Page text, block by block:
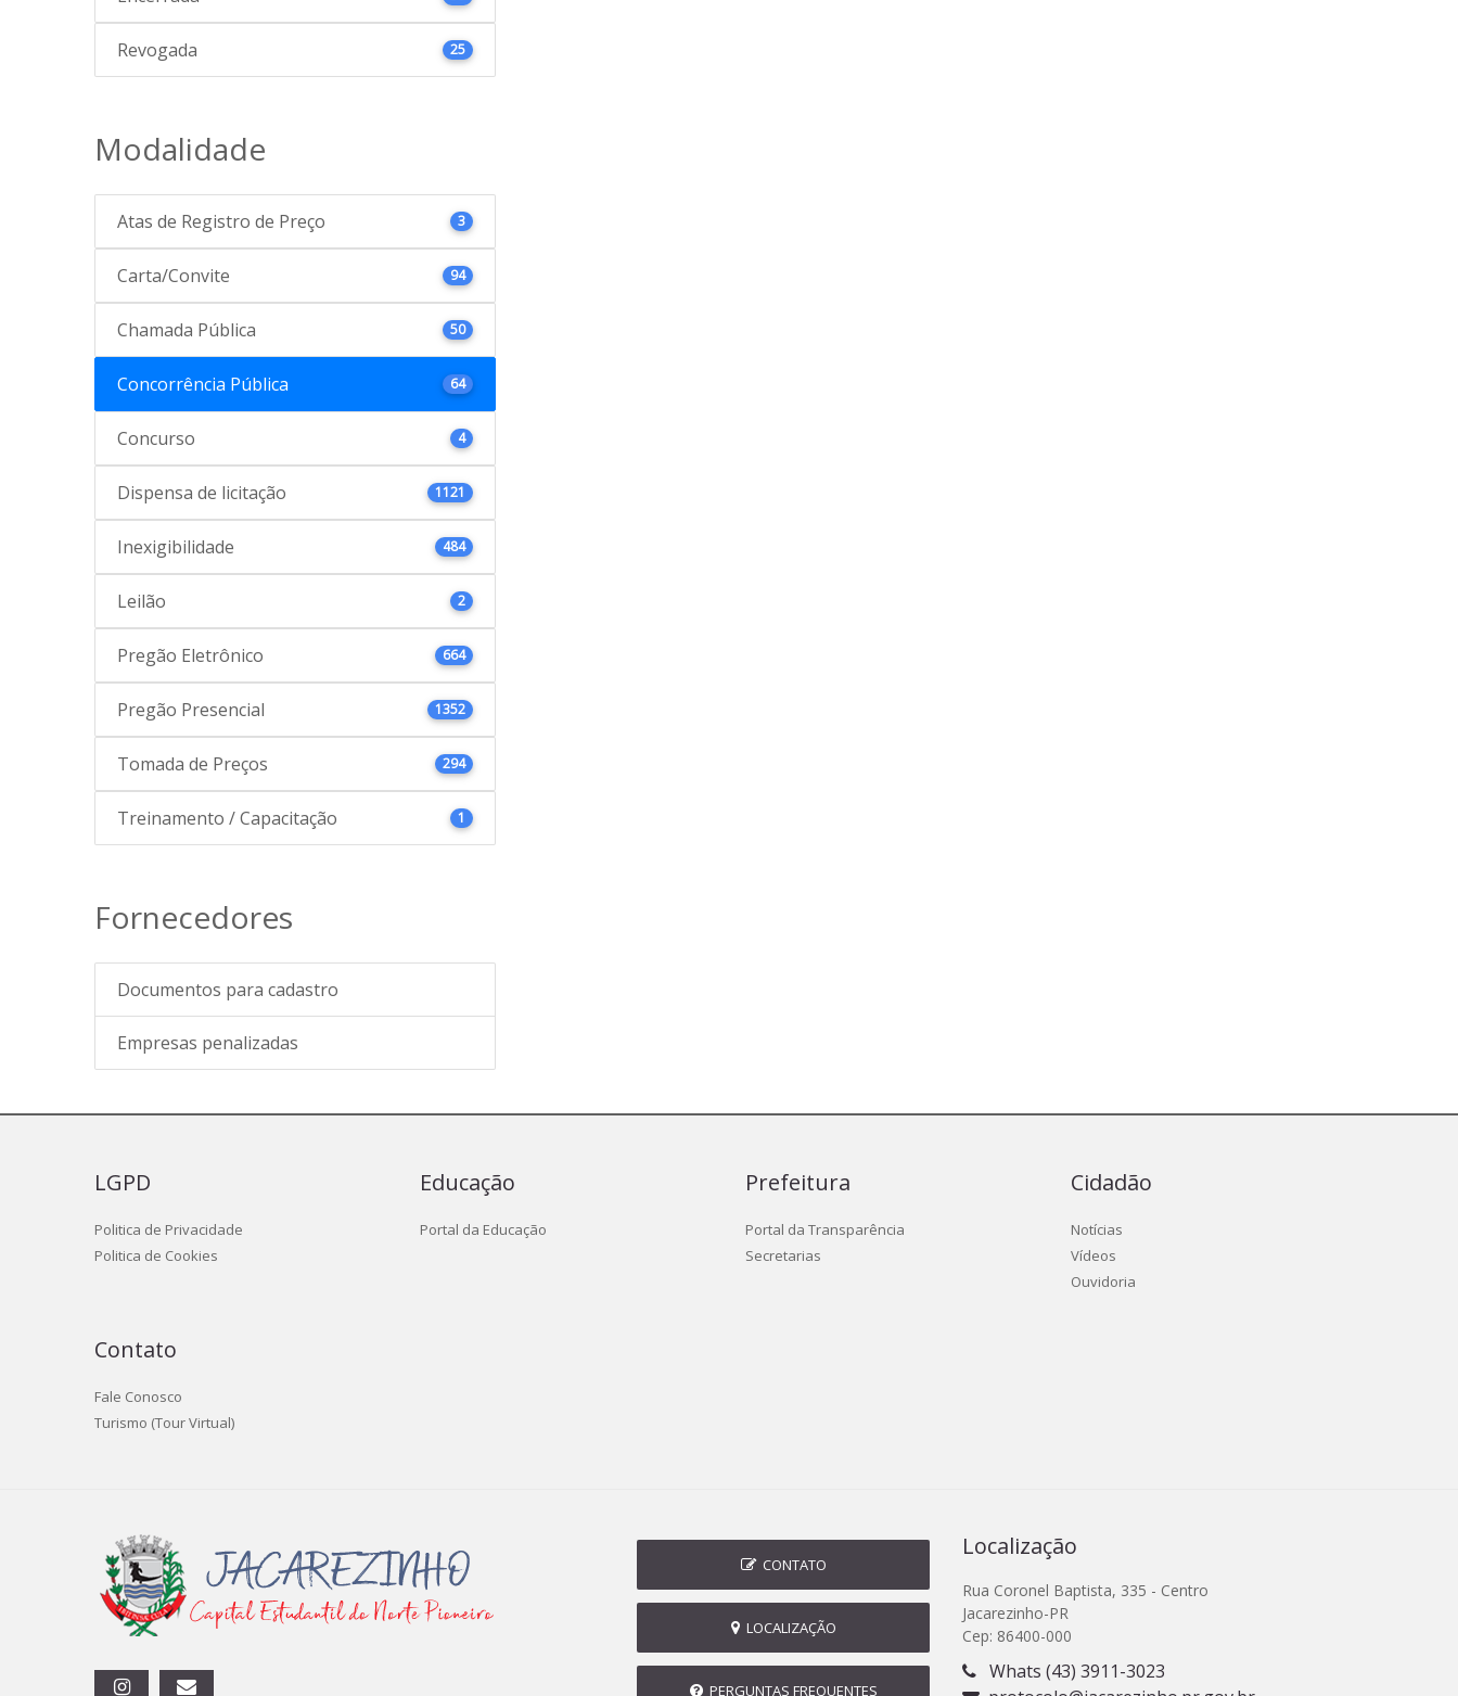
Revogada 25
Modalidade
Atas de Registro de Preço 3
Carta/Convite 94
Chamada Pública 50
Concorrência Pública 64
Concurso 4
Dispensa de licitação 1121
Inexigibilidade 484
Leilão 2
Pregão Eletrônico 664
Pregão Presencial 1352
Tomada de Preços 294
Treinamento / Capacitação 1
Fornecedores
Documentos para cadastro
Empresas penalizadas
LGPD
Politica de Privacidade
Politica de Cookies
Educação
Portal da Educação
Prefeitura
Portal da Transparência
Secretarias
Cidadão
Notícias
Vídeos
Ouvidoria
Contato
Fale Conosco
Turismo (Tour Virtual)
CONTATO
LOCALIZAÇÃO
PERGUNTAS FREQUENTES
Localização
Rua Coronel Baptista, 335 - Centro
Jacarezinho-PR
Cep: 86400-000
Whats (43) 3911-3023